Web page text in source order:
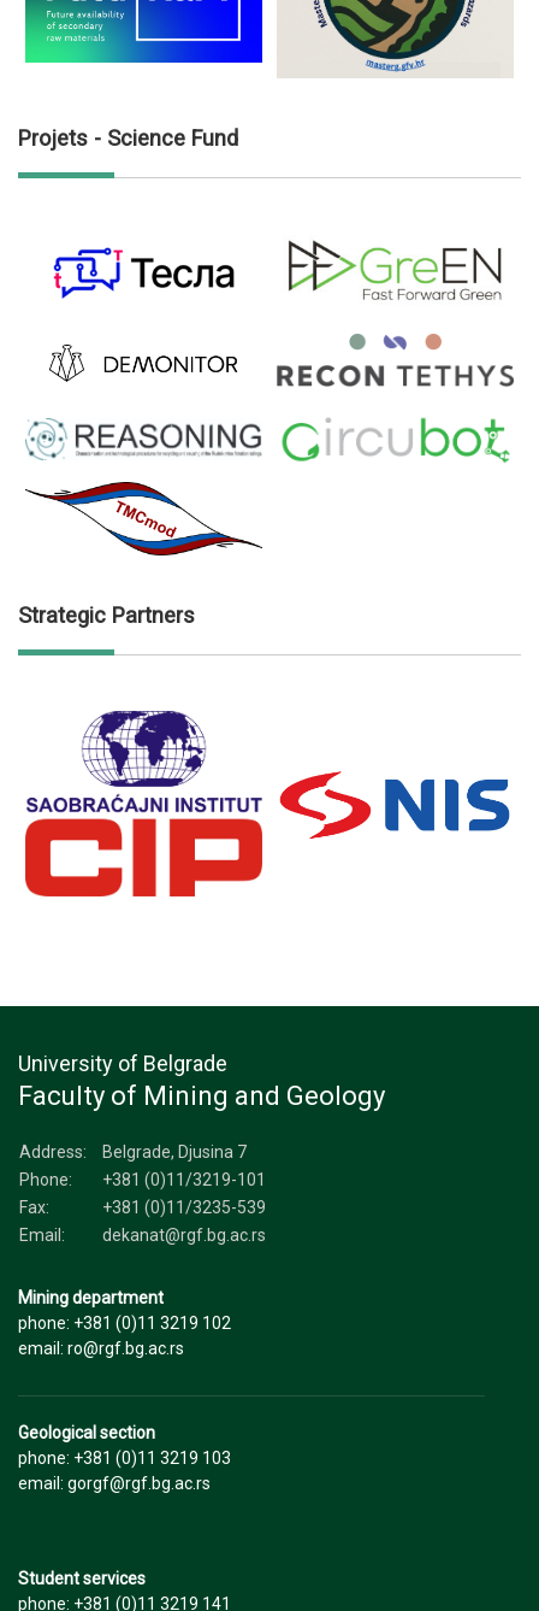
Projets - Science Fund
Strategic Partners
University of Belgrade
Faculty of Mining and Geology
Address:
Belgrade, Djusina 7
Phone:
+381 (0)11/3219-101
Fax:
+381 (0)11/3235-539
Email:
dekanat@rgf.bg.ac.rs
Mining department
phone: +381 (0)11 3219 102
email: ro@rgf.bg.ac.rs
Geological section
phone: +381 (0)11 3219 103
email: gorgf@rgf.bg.ac.rs
Student services
phone: +381 (0)11 3219 141